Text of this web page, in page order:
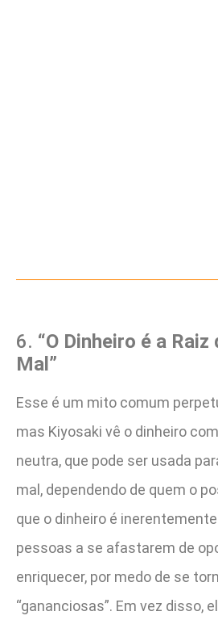
6. “O Dinheiro é a Raiz
Mal”
Esse é um mito comum
mas Kiyosaki vê o dinheiro
neutra, que pode ser usada
mal, dependendo de quem o
que o dinheiro é
pessoas a se afastarem de
enriquecer, por medo de se
“gananciosas”. Em vez disso,